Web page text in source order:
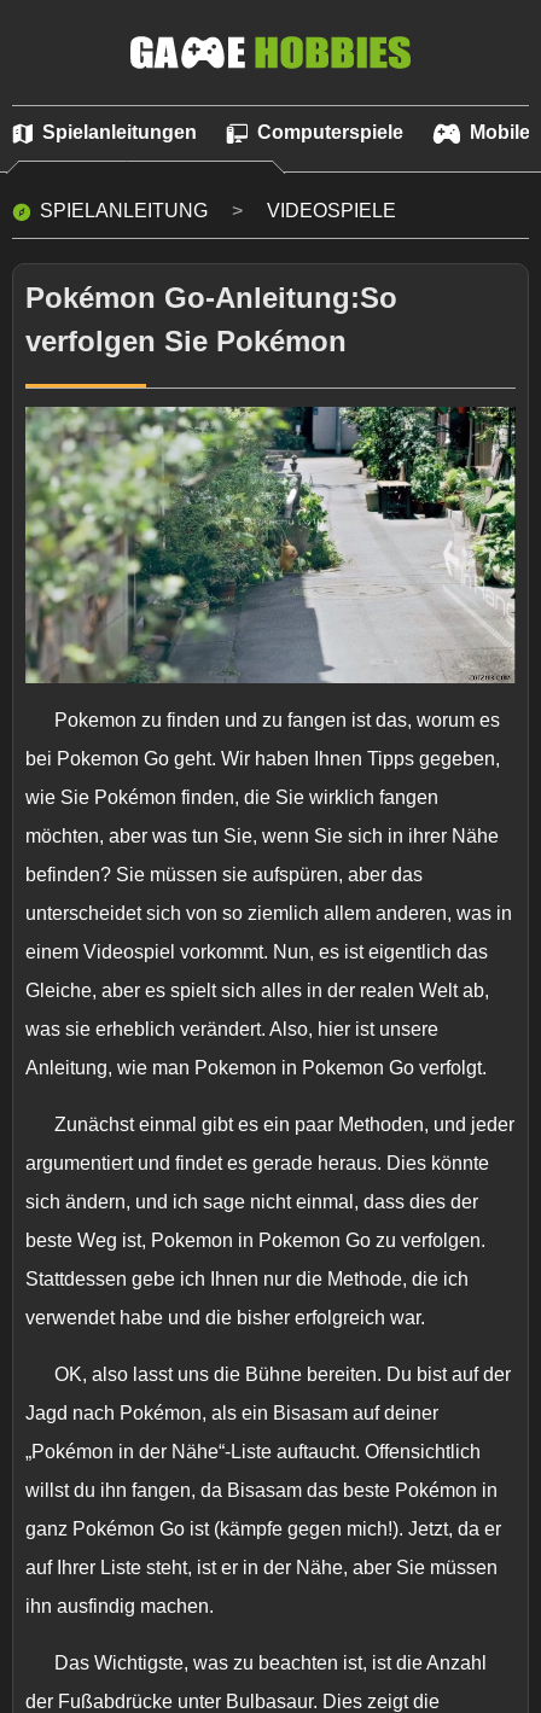
Spielanleitungen Computerspiele Mobile
SPIELANLEITUNG VIDEOSPIELE
Pokémon Go-Anleitung:So
verfolgen Sie Pokémon
Pokemon zu finden und zu fangen ist das, worum es
bei Pokemon Go geht. Wir haben Ihnen Tipps gegeben,
wie Sie Pokémon finden, die Sie wirklich fangen
möchten, aber was tun Sie, wenn Sie sich in ihrer Nähe
befinden? Sie müssen sie aufspüren, aber das
unterscheidet sich von so ziemlich allem anderen, was in
einem Videospiel vorkommt. Nun, es ist eigentlich das
Gleiche, aber es spielt sich alles in der realen Welt ab,
was sie erheblich verändert. Also, hier ist unsere
Anleitung, wie man Pokemon in Pokemon Go verfolgt.
Zunächst einmal gibt es ein paar Methoden, und jeder
argumentiert und findet es gerade heraus. Dies könnte
sich ändern, und ich sage nicht einmal, dass dies der
beste Weg ist, Pokemon in Pokemon Go zu verfolgen.
Stattdessen gebe ich Ihnen nur die Methode, die ich
verwendet habe und die bisher erfolgreich war.
OK, also lasst uns die Bühne bereiten. Du bist auf der
Jagd nach Pokémon, als ein Bisasam auf deiner
„Pokémon in der Nähe“-Liste auftaucht. Offensichtlich
willst du ihn fangen, da Bisasam das beste Pokémon in
ganz Pokémon Go ist (kämpfe gegen mich!). Jetzt, da er
auf Ihrer Liste steht, ist er in der Nähe, aber Sie müssen
ihn ausfindig machen.
Das Wichtigste, was zu beachten ist, ist die Anzahl
der Fußabdrücke unter Bulbasaur. Dies zeigt die